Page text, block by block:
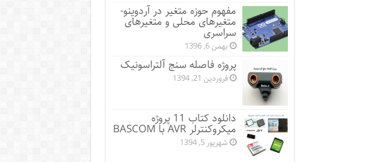
مفهوم حوزه متغیر در آردوینو-
متغیرهای محلی و متغیرهای
سراسری
بهمن 6, 1396
پروژه فاصله سنج آلتراسونیک
فروردین 21, 1394
دانلود کتاب 11 پروژه
میکروکنترلر AVR با BASCOM
شهریور 5, 1394